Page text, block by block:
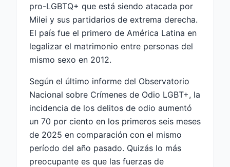
pro-LGBTQ+ que está siendo atacada por
Milei y sus partidarios de extrema derecha.
El país fue el primero de América Latina en
legalizar el matrimonio entre personas del
mismo sexo en 2012.
Según el último informe del Observatorio
Nacional sobre Crímenes de Odio LGBT+, la
incidencia de los delitos de odio aumentó
un 70 por ciento en los primeros seis meses
de 2025 en comparación con el mismo
período del año pasado. Quizás lo más
preocupante es que las fuerzas de